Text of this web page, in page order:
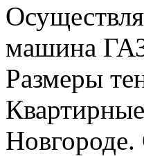
машина
Размеры